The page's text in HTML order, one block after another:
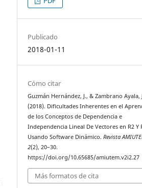
Publicado
2018-01-11
Cómo citar
Guzmán Hernández, J., & Zambrano Ayala,
(2018). Dificultades Inherentes en el
de los Conceptos de Dependencia e
Independencia Lineal De Vectores en R2 Y
Usando Software Dinámico.Revista
2(2), 20–30.
https://doi.org/10.65685/amiutem.v2i2.27
Más formatos de cita